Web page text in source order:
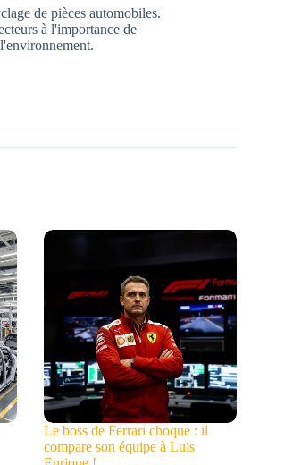
de pièces automobiles.
à l'importance de
Le boss de Ferrari choque : il
compare son équipe à Luis